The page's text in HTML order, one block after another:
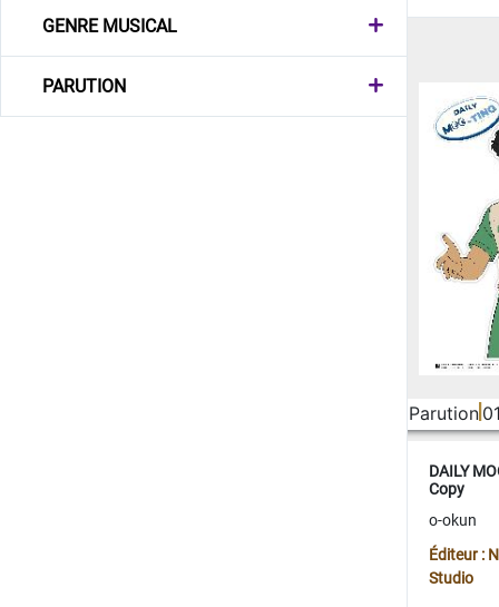
GENRE MUSICAL
PARUTION
Parution
DAILY
Copy
o-okun
Éditeur :
Studio